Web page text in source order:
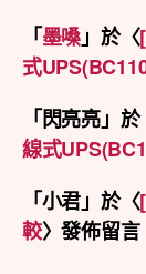
「墨嗓」於〈
式
「閃亮亮」於
線式
「小君」於〈
較〉發佈留言